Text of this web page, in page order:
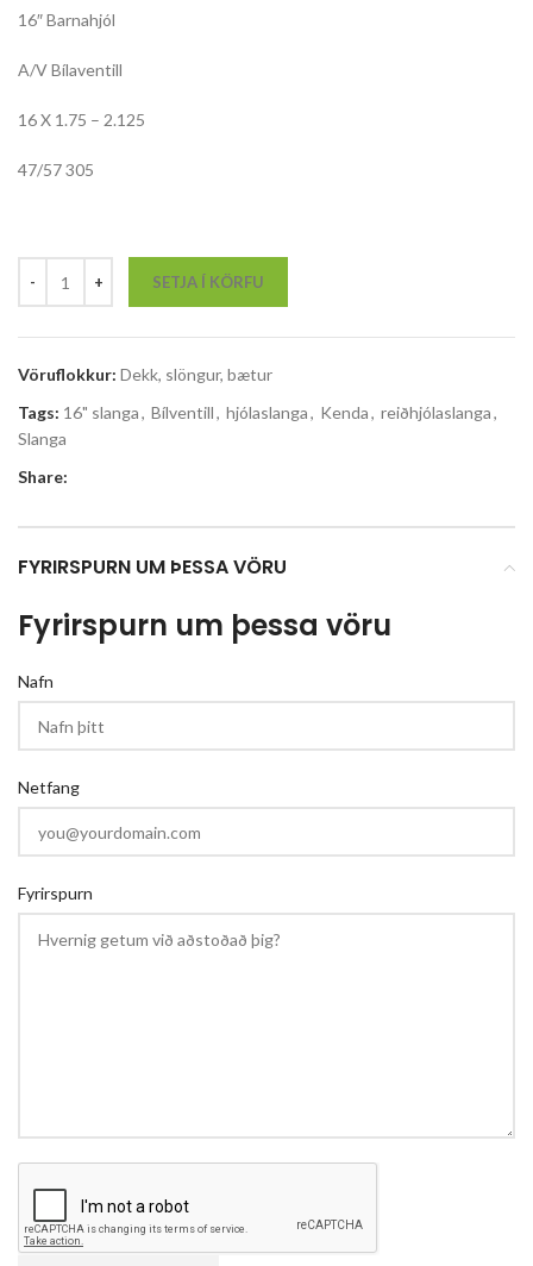
16″ Barnahjól
A/V Bílaventill
16 X 1.75 – 2.125
47/57 305
SETJA Í KÖRFU
Vöruflokkur: Dekk, slöngur, bætur
Tags: 16" slanga, Bílventill, hjólaslanga, Kenda, reiðhjólaslanga,
Slanga
Share:
FYRIRSPURN UM ÞESSA VÖRU
Fyrirspurn um þessa vöru
Nafn
Netfang
Fyrirspurn